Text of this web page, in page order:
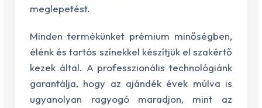
meglepetést.
Minden termékünket prémium minőségben,
élénk és tartós színekkel készítjük el szakértő
kezek által. A professzionális technológiánk
garantálja, hogy az ajándék évek múlva is
ugyanolyan ragyogó maradjon, mint az